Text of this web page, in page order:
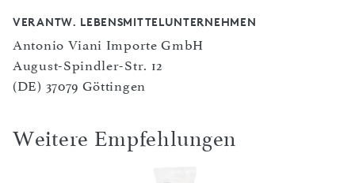
VERANTW. LEBENSMITTELUNTERNEHMEN
Antonio Viani Importe GmbH
August-Spindler-Str. 12
(DE) 37079 Göttingen
Weitere Empfehlungen